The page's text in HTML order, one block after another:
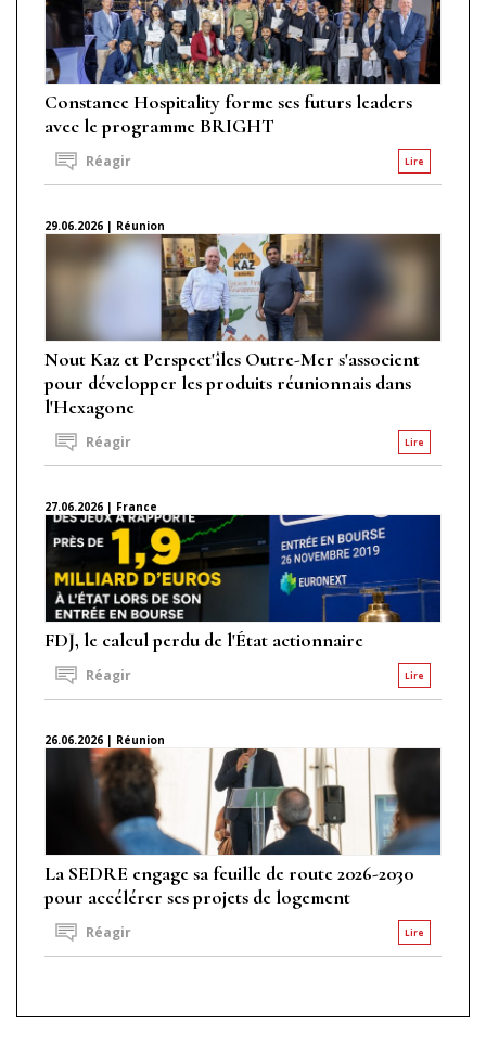
Constance Hospitality forme ses futurs leaders
avec le programme BRIGHT
Lire
Réagir
29.06.2026 | Réunion
Nout Kaz et Perspect'îles Outre-Mer s'associent
pour développer les produits réunionnais dans
l'Hexagone
Lire
Réagir
27.06.2026 | France
FDJ, le calcul perdu de l'État actionnaire
Lire
Réagir
26.06.2026 | Réunion
La SEDRE engage sa feuille de route 2026-2030
pour accélérer ses projets de logement
Lire
Réagir